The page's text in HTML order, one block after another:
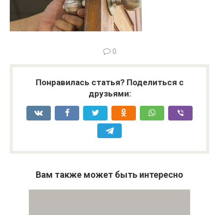
0
Понравилась статья? Поделиться с
друзьями:
Вам также может быть интересно